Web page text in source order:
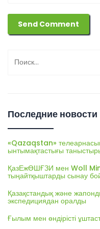
Последние новости
«Qazaqstan»
ынтымақтастығы
ҚазЕжӨШҒЗИ мен Woll
тыңайтқыштарды сынау
Қазақстандық және
экспедициядан оралды
Ғылым мен өндірісті